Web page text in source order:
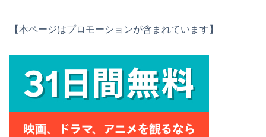
【本ページはプロモーションが含まれています】